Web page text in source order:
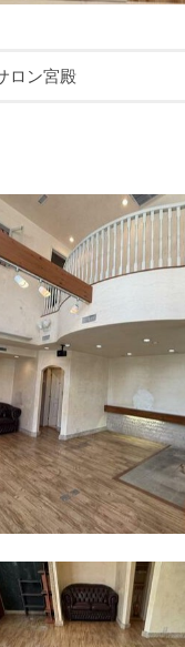
ロン宮殿